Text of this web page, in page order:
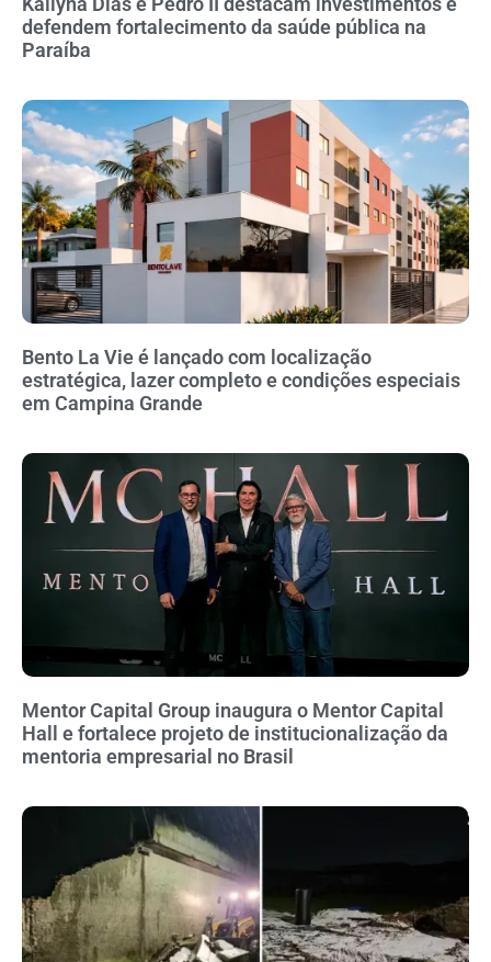
defendem fortalecimento da saúde pública na
Paraíba
Bento La Vie é lançado com localização
estratégica, lazer completo e condições especiais
em Campina Grande
Mentor Capital Group inaugura o Mentor Capital
Hall e fortalece projeto de institucionalização da
mentoria empresarial no Brasil